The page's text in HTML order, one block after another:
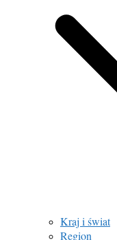
Kraj i świat
Region